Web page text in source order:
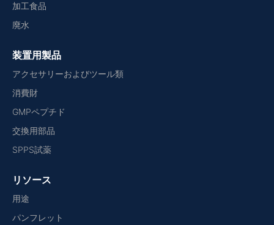
加工食品
廃水
装置用製品
アクセサリーおよびツール類
消費財
GMPペプチド
交換用部品
SPPS試薬
リソース
用途
パンフレット